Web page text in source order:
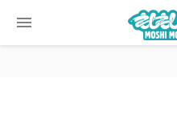
menu